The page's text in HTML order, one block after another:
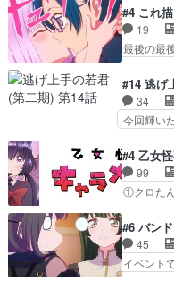
く動いて
村を捨て
ぶややこ
も良いし
ゲネ后と
人物多い
んがめっ
ちゃくち
偵に行っ
#4 これ
19
最後の最
は泣かな
品はこう
雄に親し
ヌルした
から新た
テーマが
も、一応
#14 逃げ
34
今回輝い
逃れすら
か、亜也
子のドキ
を相手に
からのい
でしたね
ロ目とし
#4 乙女
99
①クロた
か好きに
らず生物
らないの
ゴンにな
#6 バン
45
イベン